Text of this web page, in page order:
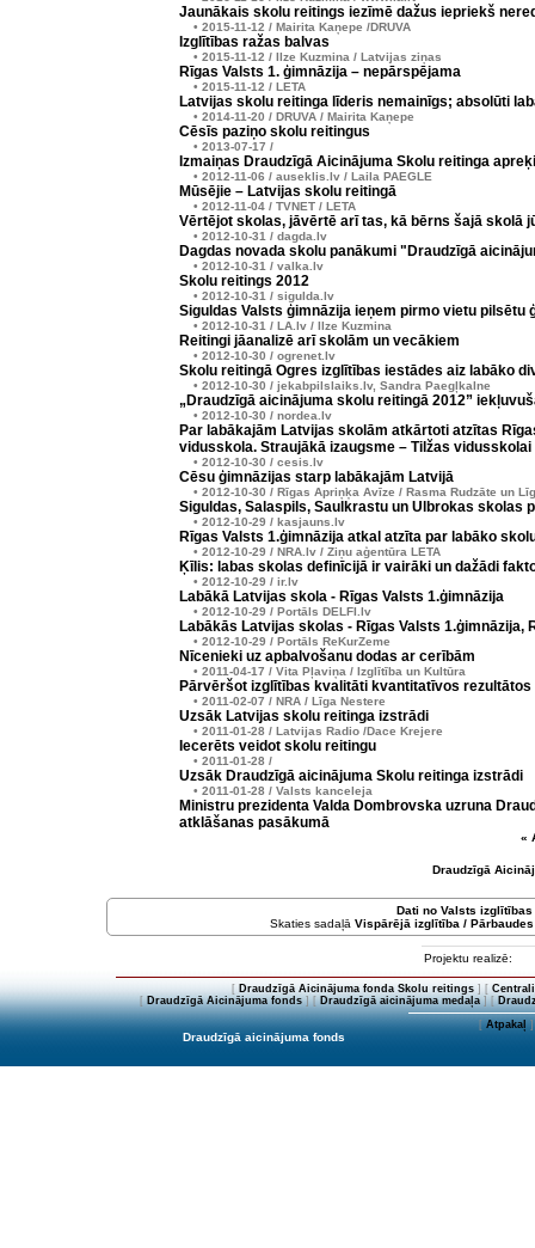
Jaunākais skolu reitings iezīmē dažus iepriekš
• 2015-11-12 / Mairita Kaņepe /DRUVA
Izglītības ražas balvas
• 2015-11-12 / Ilze Kuzmina / Latvijas ziņas
Rīgas Valsts 1. ģimnāzija – nepārspējama
• 2015-11-12 / LETA
Latvijas skolu reitinga līderis nemainīgs; absolūti
• 2014-11-20 / DRUVA / Mairita Kaņepe
Cēsīs paziņo skolu reitingus
• 2013-07-17 /
Izmaiņas Draudzīgā Aicinājuma Skolu reitinga
• 2012-11-06 / auseklis.lv / Laila PAEGLE
Mūsējie – Latvijas skolu reitingā
• 2012-11-04 / TVNET / LETA
Vērtējot skolas, jāvērtē arī tas, kā bērns šajā skolā
• 2012-10-31 / dagda.lv
Dagdas novada skolu panākumi "Draudzīgā
• 2012-10-31 / valka.lv
Skolu reitings 2012
• 2012-10-31 / sigulda.lv
Siguldas Valsts ģimnāzija ieņem pirmo vietu pilsētu
• 2012-10-31 / LA.lv / Ilze Kuzmina
Reitingi jāanalizē arī skolām un vecākiem
• 2012-10-30 / ogrenet.lv
Skolu reitingā Ogres izglītības iestādes aiz labāko
• 2012-10-30 / jekabpilslaiks.lv, Sandra Paegļkalne
„Draudzīgā aicinājuma skolu reitingā 2012”
• 2012-10-30 / nordea.lv
Par labākajām Latvijas skolām atkārtoti atzītas
vidusskola. Straujākā izaugsme – Tilžas vidusskolai
• 2012-10-30 / cesis.lv
Cēsu ģimnāzijas starp labākajām Latvijā
• 2012-10-30 / Rīgas Apriņķa Avīze / Rasma Rudzāte un
Siguldas, Salaspils, Saulkrastu un Ulbrokas skolas
• 2012-10-29 / kasjauns.lv
Rīgas Valsts 1.ģimnāzija atkal atzīta par labāko
• 2012-10-29 / NRA.lv / Ziņu aģentūra LETA
Ķīlis: labas skolas definīcijā ir vairāki un dažādi
• 2012-10-29 / ir.lv
Labākā Latvijas skola - Rīgas Valsts 1.ģimnāzija
• 2012-10-29 / Portāls DELFI.lv
Labākās Latvijas skolas - Rīgas Valsts 1.ģimnāzija,
• 2012-10-29 / Portāls ReKurZeme
Nīcenieki uz apbalvošanu dodas ar cerībām
• 2011-04-17 / Vita Pļaviņa / Izglītība un Kultūra
Pārvēršot izglītības kvalitāti kvantitatīvos rezultātos
• 2011-02-07 / NRA / Līga Nestere
Uzsāk Latvijas skolu reitinga izstrādi
• 2011-01-28 / Latvijas Radio /Dace Krejere
Iecerēts veidot skolu reitingu
• 2011-01-28 /
Uzsāk Draudzīgā aicinājuma Skolu reitinga izstrādi
• 2011-01-28 / Valsts kanceleja
Ministru prezidenta Valda Dombrovska uzruna
atklāšanas pasākumā
«
Draudzīgā
Dati no Valsts
Skaties sadaļā Vispārējā izglītība /
Projektu realizē:
[ Draudzīgā Aicinājuma fonda Skolu reitings] [
[Draudzīgā Aicinājuma fonds] [Draudzīgā aicinājuma medaļa] [
[Atpakaļ]
Draudzīgā aicinājuma fonds